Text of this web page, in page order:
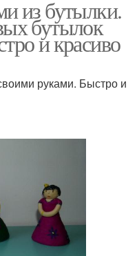
из бутылки.
бутылок
и красиво
руками. Быстро и